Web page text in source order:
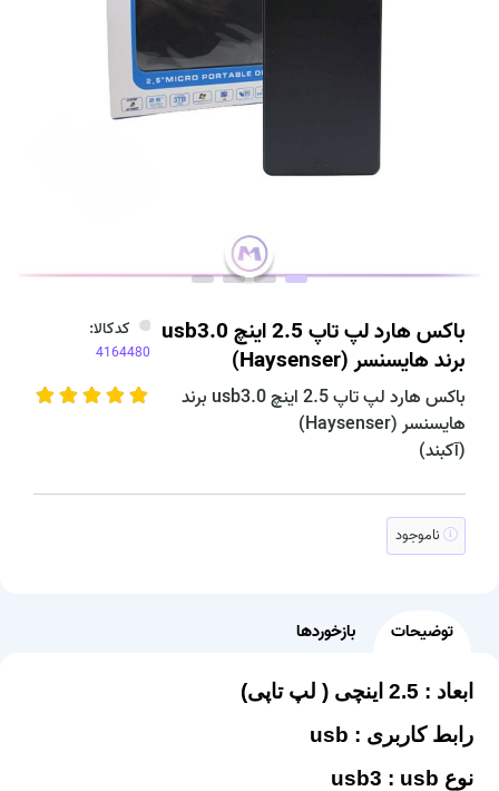
باکس هارد لپ تاپ 2.5 اینچ usb3.0
برند هایسنسر (Haysenser)
باکس هارد لپ تاپ 2.5 اینچ usb3.0 برند
هایسنسر (Haysenser)
(آکبند)
کدکالا:
ناموجود
توضیحات بازخوردها
ابعاد : 2.5 اینچی ( لپ تاپی)
رابط کاربری : usb
نوع usb3 : usb